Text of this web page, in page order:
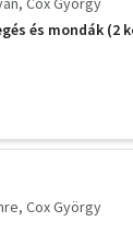
és mondák (2
Cox György